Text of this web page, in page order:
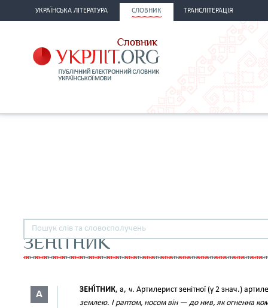
УКРАЇНСЬКА ЛІТЕРАТУРА СЛОВНИК ТРАНСЛІТЕРАЦІЯ
ЗЕНІТНИК
А ЗЕНІ́ТНИК, а, ч. Артилерист зенітної (у 2 знач.)
землею. І раптом, носом він — до нив, як огненна